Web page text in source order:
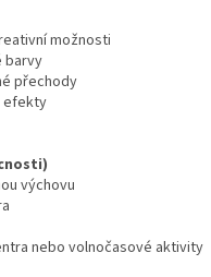
možnosti
barvy
přechody
efekty
výchovu
nebo volnočasové aktivity